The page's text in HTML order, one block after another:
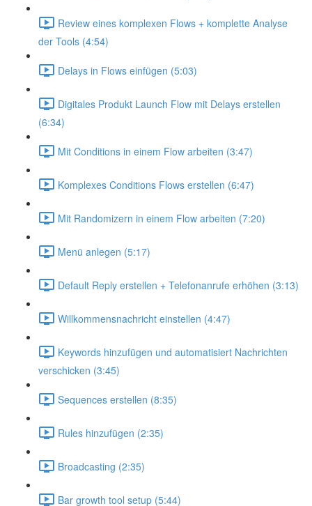
Review eines komplexen Flows + komplette Analyse
der Tools (4:54)
Delays in Flows einfügen (5:03)
Digitales Produkt Launch Flow mit Delays erstellen
(6:34)
Mit Conditions in einem Flow arbeiten (3:47)
Komplexes Conditions Flows erstellen (6:47)
Mit Randomizern in einem Flow arbeiten (7:20)
Menü anlegen (5:17)
Default Reply erstellen + Telefonanrufe erhöhen (3:13)
Willkommensnachricht einstellen (4:47)
Keywords hinzufügen und automatisiert Nachrichten
verschicken (3:45)
Sequences erstellen (8:35)
Rules hinzufügen (2:35)
Broadcasting (2:35)
Bar growth tool setup (5:44)